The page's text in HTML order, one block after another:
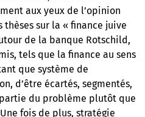
aux yeux de l’opinion
sur la « finance juive
de la banque Rotschild,
tels que la finance au sens
que système de
d’être écartés, segmentés,
du problème plutôt que
fois de plus, stratégie